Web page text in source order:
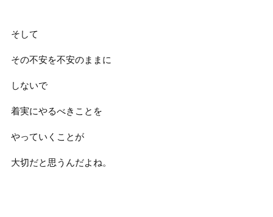
そして
その不安を不安のままに
しないで
着実にやるべきことを
やっていくことが
大切だと思うんだよね。